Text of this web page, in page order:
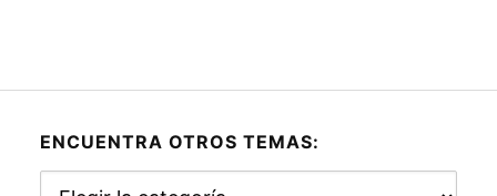
ENCUENTRA OTROS TEMAS: